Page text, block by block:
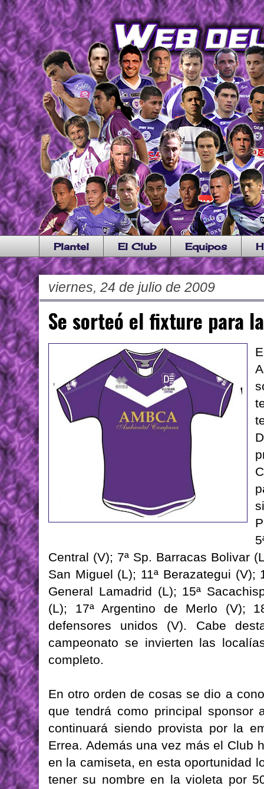
Plantel El Club Equipos
viernes, 24 de julio de 2009
Se sorteó el fixture para
Central (V); 7ª Sp. Barracas Bolivar
San Miguel (L); 11ª Berazategui (V);
General Lamadrid (L); 15ª
(L); 17ª Argentino de Merlo (V);
defensores unidos (V). Cabe
campeonato se invierten las
completo.
En otro orden de cosas se dio a
que tendrá como principal sponsor
continuará siendo provista por la
Errea. Además una vez más el Club
en la camiseta, en esta oportunidad
tener su nombre en la violeta por